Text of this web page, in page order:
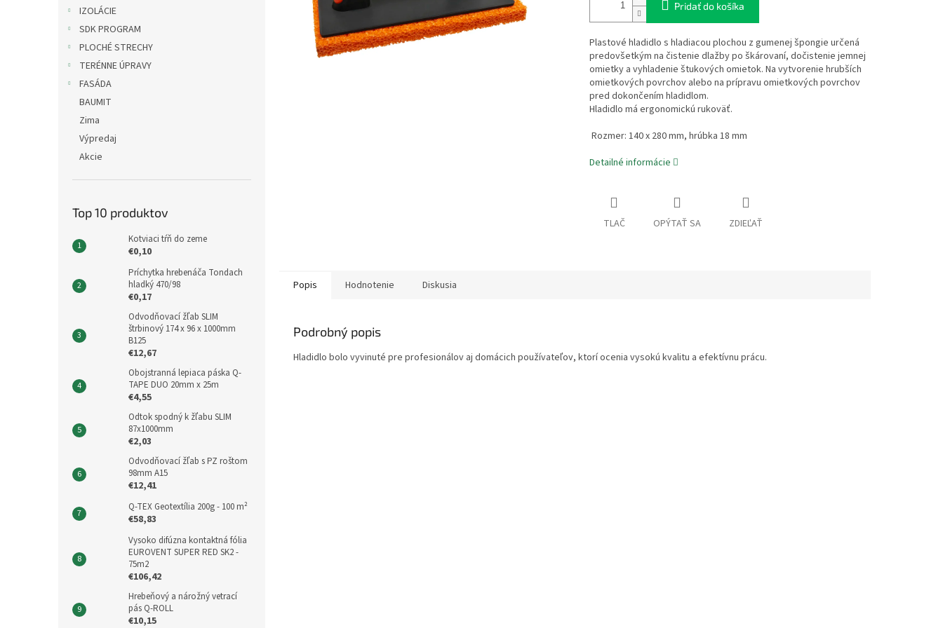
IZOLÁCIE
SDK PROGRAM
PLOCHÉ STRECHY
TERÉNNE ÚPRAVY
FASÁDA
BAUMIT
Zima
Výpredaj
Akcie
Top 10 produktov
Kotviaci tŕň do zeme
€0,10
Príchytka hrebenáča Tondach
hladký 470/98
€0,17
Odvodňovací žľab SLIM
štrbinový 174 x 96 x 1000mm
B125
€12,67
Obojstranná lepiaca páska Q-
TAPE DUO 20mm x 25m
€4,55
Odtok spodný k žľabu SLIM
87x1000mm
€2,03
Odvodňovací žľab s PZ roštom
98mm A15
€12,41
Q-TEX Geotextília 200g - 100 m²
€58,83
Vysoko difúzna kontaktná fólia
EUROVENT SUPER RED SK2 -
75m2
€106,42
Hrebeňový a nárožný vetrací
pás Q-ROLL
€10,15
Pridať do košíka
Plastové hladidlo s hladiacou plochou z gumenej špongie určená
predovšetkým na čistenie dlažby po škárovaní, dočistenie jemnej
omietky a vyhladenie štukových omietok. Na vytvorenie hrubších
omietkových povrchov alebo na prípravu omietkových povrchov
pred dokončením hladidlom.
Hladidlo má ergonomickú rukoväť.
Rozmer: 140 x 280 mm, hrúbka 18 mm
Detailné informácie
TLAČ OPÝTAŤ SA ZDIEĽAŤ
Popis Hodnotenie Diskusia
Podrobný popis
Hladidlo bolo vyvinuté pre profesionálov aj domácich používateľov, ktorí ocenia vysokú kvalitu a efektívnu prácu.